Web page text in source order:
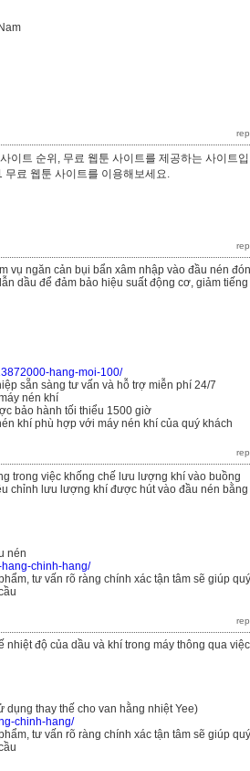
이트 순위, 무료 웹툰 사이트를 제공하는 사이트
무료 웹툰 사이트를 이용해보세요.
vụ ngăn cản bụi bẩn xâm nhập vào đầu nén
dầu để đảm bảo hiệu suất động cơ, giảm tiếng
hang-moi-100/
sẵn sàng tư vấn và hỗ trợ miễn phí 24/7
nén khí
bảo hành tối thiểu 1500 giờ
khí phù hợp với máy nén khí của quý khách
trong việc khống chế lưu lượng khí vào buồng
chỉnh lưu lượng khí được hút vào đầu nén bằng
nén
chinh-hang/
tư vấn rõ ràng chính xác tận tâm sẽ giúp quý
nhiệt độ của dầu và khí trong máy thông qua việc
thay thế cho van hằng nhiệt Yee)
chinh-hang/
tư vấn rõ ràng chính xác tận tâm sẽ giúp quý